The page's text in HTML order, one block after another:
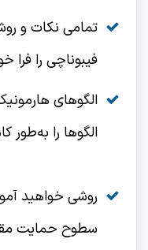
تمامی نکات و
فیبوناچی را فرا
الگوها را
روشی خواهید
سطوح حمایت